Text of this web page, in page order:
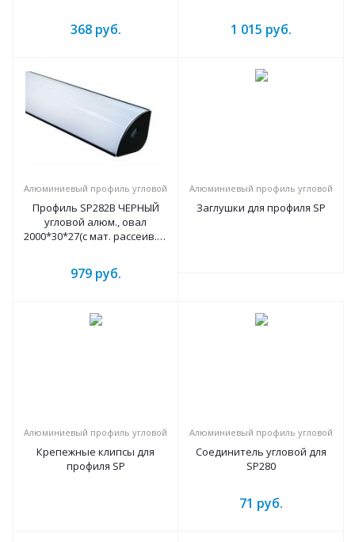
368руб. 1 015 руб.
Алюминиевый профиль угловой
Профиль SP282B ЧЕРНЫЙ
угловой алюм., овал
2000*30*27(с мат. рассеив., 2
979руб.
Алюминиевый профиль угловой
Заглушки для профиля SP
Алюминиевый профиль угловой
Крепежные клипсы для
профиля SP
Алюминиевый профиль угловой
Соединитель угловой для
SP280
71 руб.